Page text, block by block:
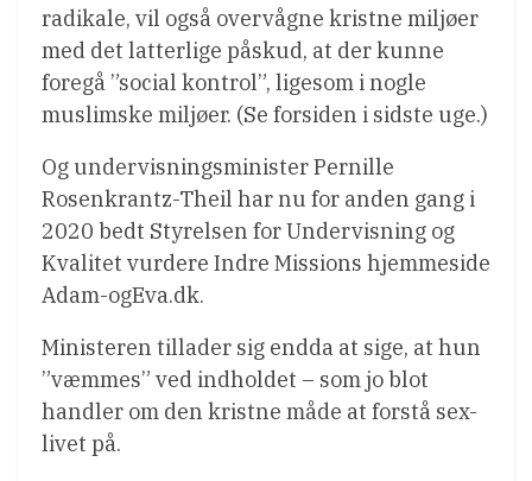
radikale, vil også overvågne kristne miljøer
med det latterlige påskud, at der kunne
foregå ”social kontrol”, ligesom i nogle
muslimske miljøer. (Se forsiden i sidste uge.)
Og undervisningsminister Pernille
Rosenkrantz-Theil har nu for anden gang i
2020 bedt Styrelsen for Undervisning og
Kvalitet vurdere Indre Missions hjemmeside
Adam-ogEva.dk.
Ministeren tillader sig endda at sige, at hun
”væmmes” ved indholdet – som jo blot
handler om den kristne måde at forstå sex-
livet på.